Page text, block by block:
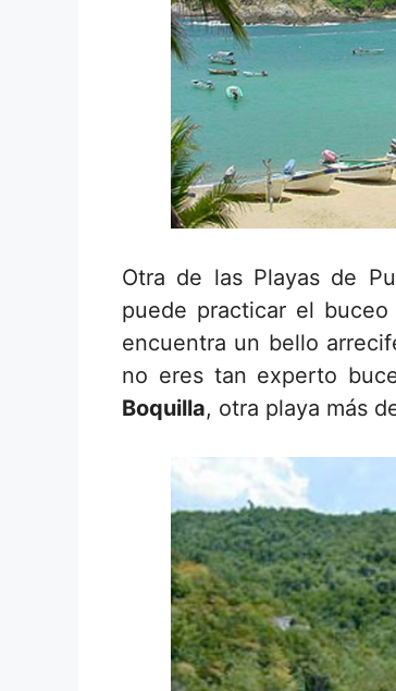
Otra de las Playas de
puede practicar el
encuentra un bello
no eres tan experto
Boquilla, otra playa más